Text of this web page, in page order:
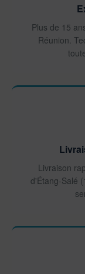
Plus de 15
Réunion.
Livraison
d'Étang-Salé